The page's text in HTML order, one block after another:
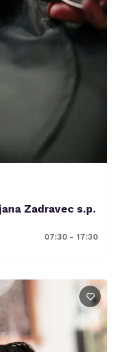
Zadravec s.p.
07:30 - 17:30